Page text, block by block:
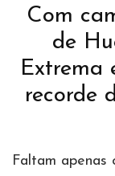
Com
de
Extrema
recorde
Faltam apenas